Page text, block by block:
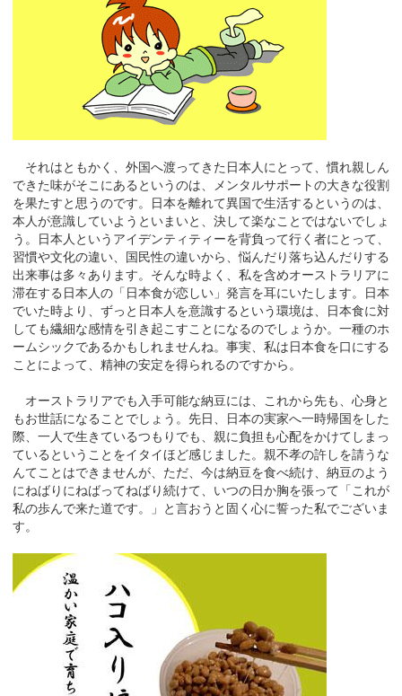
それはともかく、外国へ渡ってきた日本人にとって、慣れ親しん
できた味がそこにあるというのは、メンタルサポートの大きな役割
を果たすと思うのです。日本を離れて異国で生活するというのは、
本人が意識していようといまいと、決して楽なことではないでしょ
う。日本人というアイデンティティーを背負って行く者にとって、
習慣や文化の違い、国民性の違いから、悩んだり落ち込んだりする
出来事は多々あります。そんな時よく、私を含めオーストラリアに
滞在する日本人の「日本食が恋しい」発言を耳にいたします。日本
でいた時より、ずっと日本人を意識するという環境は、日本食に対
しても繊細な感情を引き起こすことになるのでしょうか。一種のホ
ームシックであるかもしれませんね。事実、私は日本食を口にする
ことによって、精神の安定を得られるのですから。
オーストラリアでも入手可能な納豆には、これから先も、心身と
もお世話になることでしょう。先日、日本の実家へ一時帰国をした
際、一人で生きているつもりでも、親に負担も心配をかけてしまっ
ているということをイタイほど感じました。親不孝の許しを請うな
んてことはできませんが、ただ、今は納豆を食べ続け、納豆のよう
にねばりにねばってねばり続けて、いつの日か胸を張って「これが
私の歩んで来た道です。」と言おうと固く心に誓った私でございま
す。